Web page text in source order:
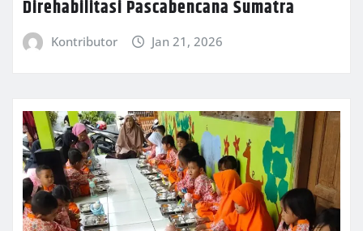
Direhabilitasi Pascabencana Sumatra
Kontributor Jan 21, 2026